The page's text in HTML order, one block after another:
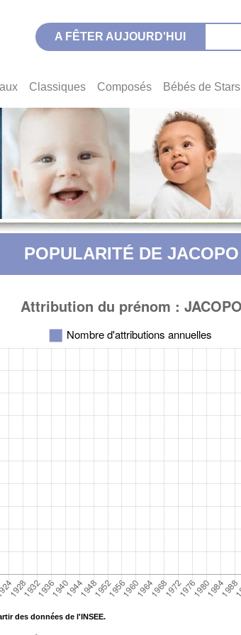
A FÊTER AUJOURD'HUI
Classiques Composés Bébés de Stars
POPULARITÉ DE JACOPO
des données de l'INSEE.